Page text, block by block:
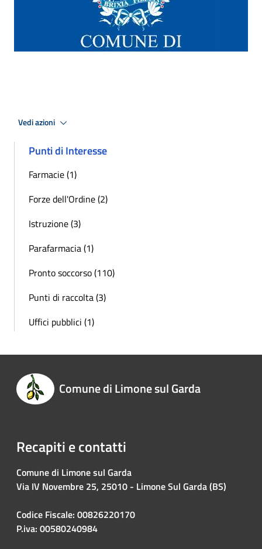
Vedi azioni
Punti di Interesse
Farmacie (1)
Forze dell'Ordine (2)
Istruzione (3)
Parafarmacia (1)
Pronto soccorso (110)
Punti di raccolta (3)
Uffici pubblici (1)
Comune di Limone sul Garda
Recapiti e contatti
Comune di Limone sul Garda
Via IV Novembre 25, 25010 - Limone Sul Garda (BS)
Codice Fiscale: 00826220170
P.iva: 00580240984